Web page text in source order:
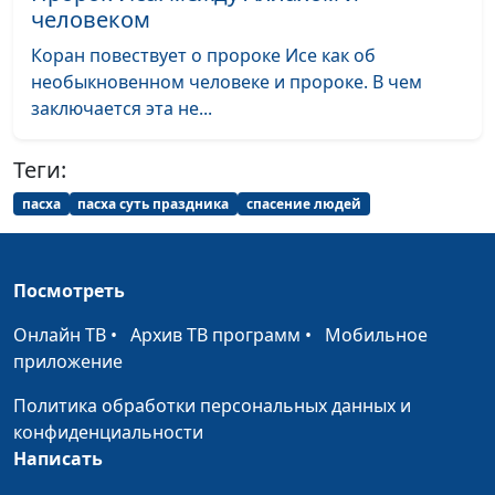
одеждах
Как не потерять Бога
Сергей Титовский,
бороться?
Что значит «страхом
Александр Синицын,
Мудрость житейская -
Люди, оставленные
Образ Иисуса Христа в
Евангелиях
человеком
Коран повествует о пророке Исе как об
необыкновенном человеке и пророке. В чем
заключается эта не...
Теги:
пасха пасха суть праздника спасение людей
Посмотреть
Онлайн ТВ • Архив ТВ программ • Мобильное
приложение
Политика обработки персональных данных и
конфиденциальности
Написать